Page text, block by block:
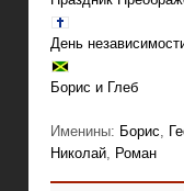
День
Борис и Глеб
Именины: Борис
Николай Роман